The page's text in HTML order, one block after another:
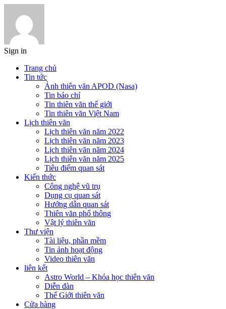
Sign in
Trang chủ
Tin tức
Ảnh thiên văn APOD (Nasa)
Tin báo chí
Tin thiên văn thế giới
Tin thiên văn Việt Nam
Lịch thiên văn
Lịch thiên văn năm 2022
Lịch thiên văn năm 2023
Lịch thiên văn năm 2024
Lịch thiên văn năm 2025
Tiêu điểm quan sát
Kiến thức
Công nghệ vũ trụ
Dụng cụ quan sát
Hướng dẫn quan sát
Thiên văn phổ thông
Vật lý thiên văn
Thư viện
Tài liệu, phần mềm
Tin ảnh hoạt động
Video thiên văn
liên kết
Astro World – Khóa học thiên văn
Diễn đàn
Thế Giới thiên văn
Cửa hàng